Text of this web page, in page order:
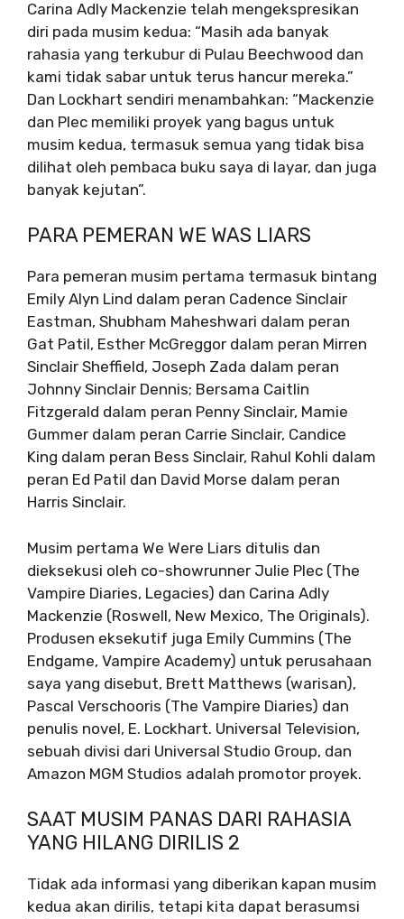
Carina Adly Mackenzie telah mengekspresikan
diri pada musim kedua: “Masih ada banyak
rahasia yang terkubur di Pulau Beechwood dan
kami tidak sabar untuk terus hancur mereka.”
Dan Lockhart sendiri menambahkan: “Mackenzie
dan Plec memiliki proyek yang bagus untuk
musim kedua, termasuk semua yang tidak bisa
dilihat oleh pembaca buku saya di layar, dan juga
banyak kejutan”.
PARA PEMERAN WE WAS LIARS
Para pemeran musim pertama termasuk bintang
Emily Alyn Lind dalam peran Cadence Sinclair
Eastman, Shubham Maheshwari dalam peran
Gat Patil, Esther McGreggor dalam peran Mirren
Sinclair Sheffield, Joseph Zada ​​dalam peran
Johnny Sinclair Dennis; Bersama Caitlin
Fitzgerald dalam peran Penny Sinclair, Mamie
Gummer dalam peran Carrie Sinclair, Candice
King dalam peran Bess Sinclair, Rahul Kohli dalam
peran Ed Patil dan David Morse dalam peran
Harris Sinclair.
Musim pertama We Were Liars ditulis dan
dieksekusi oleh co-showrunner Julie Plec (The
Vampire Diaries, Legacies) dan Carina Adly
Mackenzie (Roswell, New Mexico, The Originals).
Produsen eksekutif juga Emily Cummins (The
Endgame, Vampire Academy) untuk perusahaan
saya yang disebut, Brett Matthews (warisan),
Pascal Verschooris (The Vampire Diaries) dan
penulis novel, E. Lockhart. Universal Television,
sebuah divisi dari Universal Studio Group, dan
Amazon MGM Studios adalah promotor proyek.
SAAT MUSIM PANAS DARI RAHASIA
YANG HILANG DIRILIS 2
Tidak ada informasi yang diberikan kapan musim
kedua akan dirilis, tetapi kita dapat berasumsi